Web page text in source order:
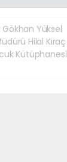
Yüksel
Hilal Kıraç
Kütüphanesi